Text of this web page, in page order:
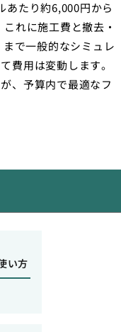
あたり約6,000円から
れに施工費と撤去・
で一般的なシミュレ
費用は変動します。
、予算内で最適なフ
い方